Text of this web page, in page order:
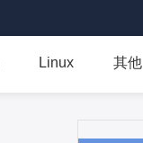
Linux 其他